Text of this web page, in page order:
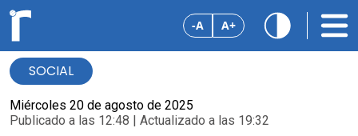
-A A+
SOCIAL
Miércoles 20 de agosto de 2025
Publicado a las 12:48 | Actualizado a las 19:32